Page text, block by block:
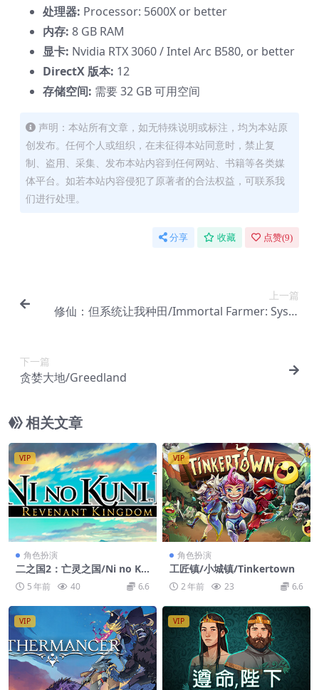
处理器: Processor: 5600X or better
内存: 8 GB RAM
显卡: Nvidia RTX 3060 / Intel Arc B580, or better
DirectX 版本: 12
存储空间: 需要 32 GB 可用空间
声明：本站所有文章，如无特殊说明或标注，均为本站原
创发布。任何个人或组织，在未征得本站同意时，禁止复
制、盗用、采集、发布本站内容到任何网站、书籍等各类媒
体平台。如若本站内容侵犯了原著者的合法权益，可联系我
们进行处理。
分享 收藏 点赞(9)
上一篇
修仙：但系统让我种田/Immortal Farmer: Syste
下一篇
贪婪大地/Greedland
相关文章
VIP
角色扮演
二之国2：亡灵之国/Ni no Ku
ni II: Revenant Kingdom
5 年前 40 6.6
VIP
角色扮演
工匠镇/小城镇/Tinkertown
2 年前 23 6.6
VIP VIP